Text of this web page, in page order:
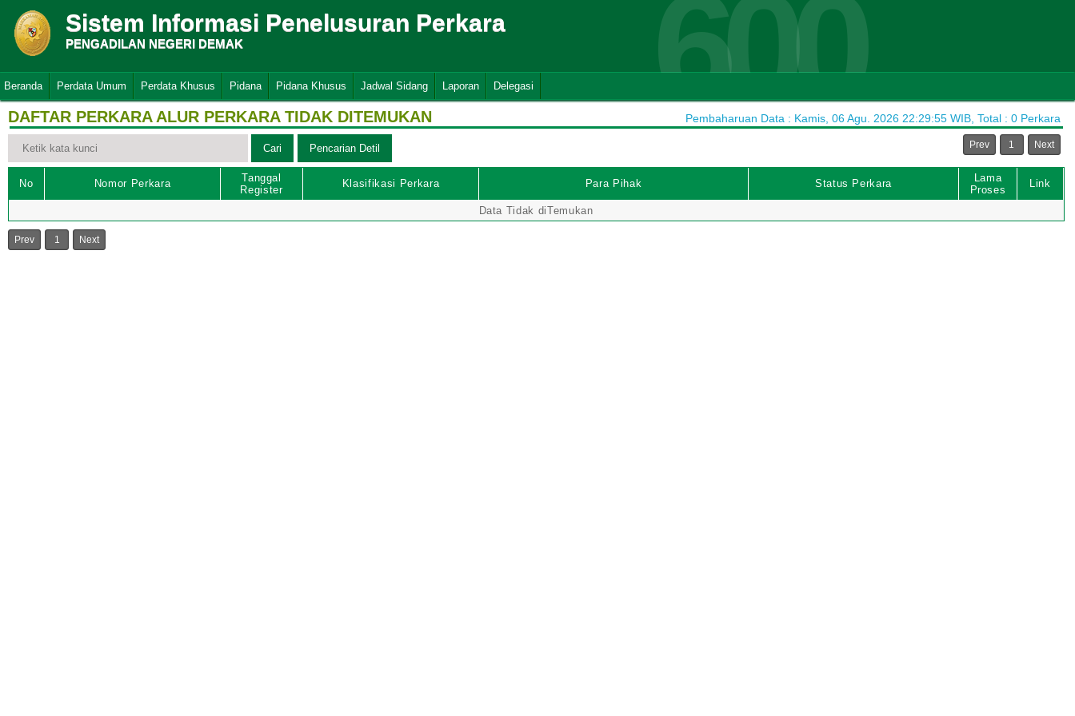
Sistem Informasi Penelusuran Perkara
PENGADILAN NEGERI DEMAK 600
Beranda Perdata Umum Perdata Khusus Pidana Pidana Khusus Jadwal Sidang Laporan Delegasi
DAFTAR PERKARA ALUR PERKARA TIDAK DITEMUKAN Pembaharuan Data : Kamis, 06 Agu. 2026 22:29:55 WIB, Total : 0 Perkara
Prev 1 Next
No Nomor Perkara
Tanggal
Register
Klasifikasi Perkara Para Pihak Status Perkara
Lama
Proses
Link
Data Tidak diTemukan
Prev 1 Next